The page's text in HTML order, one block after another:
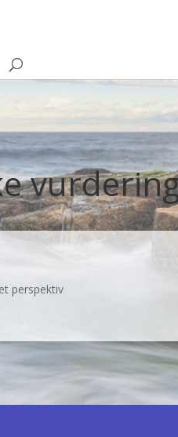
perspektiv